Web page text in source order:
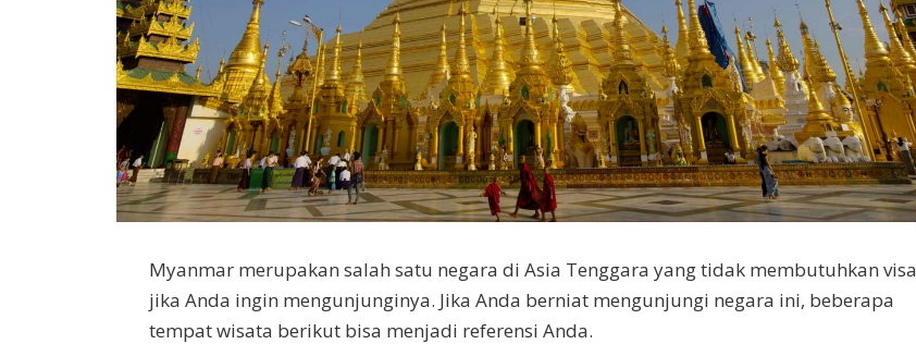
Myanmar merupakan salah satu negara di Asia Tenggara yang tidak membutuhkan visa
jika Anda ingin mengunjunginya. Jika Anda berniat mengunjungi negara ini, beberapa
tempat wisata berikut bisa menjadi referensi Anda.